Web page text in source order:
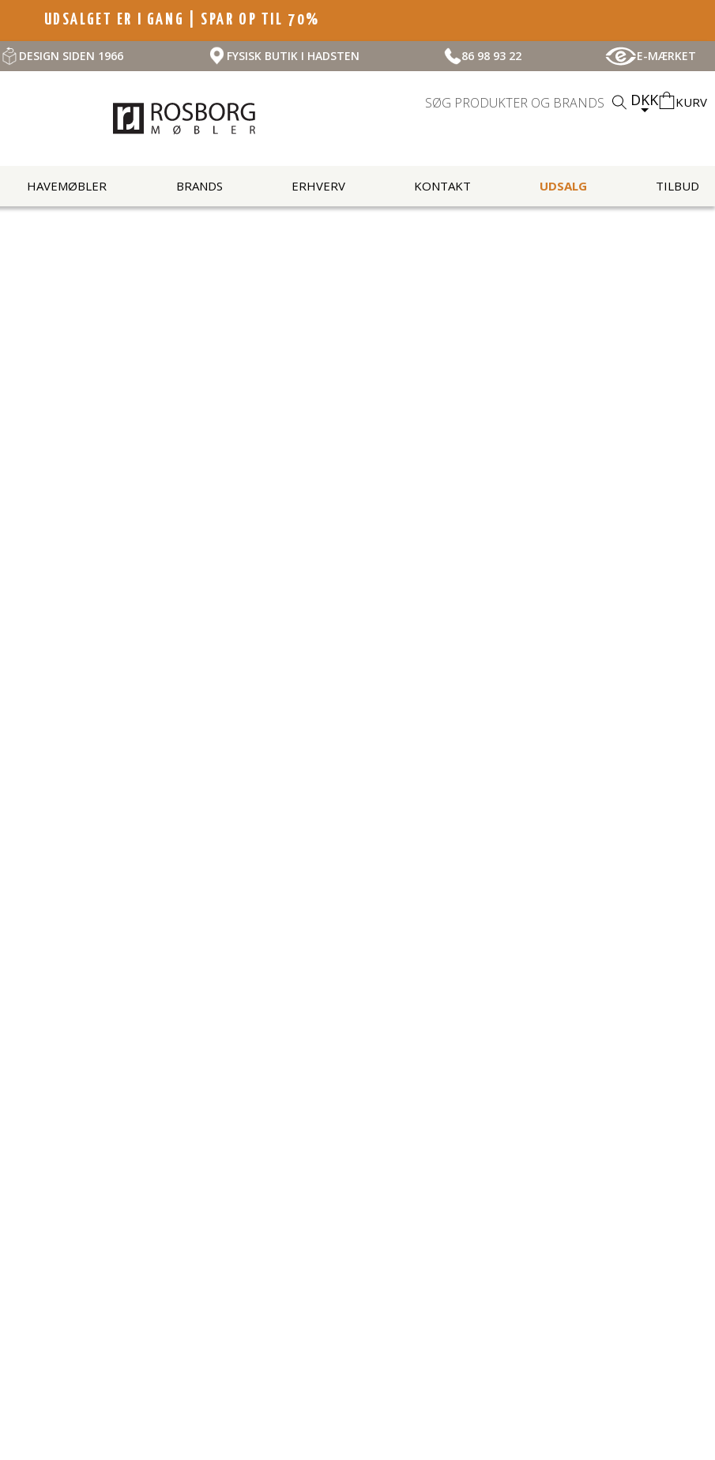
UDSALGET ER I GANG | SPAR OP TIL 70%
DESIGN SIDEN 1966 FYSISK BUTIK I HADSTEN 86 98 93 22 E-MÆRKET
DKK KURV
HAVEMØBLER BRANDS ERHVERV KONTAKT UDSALG TILBUD